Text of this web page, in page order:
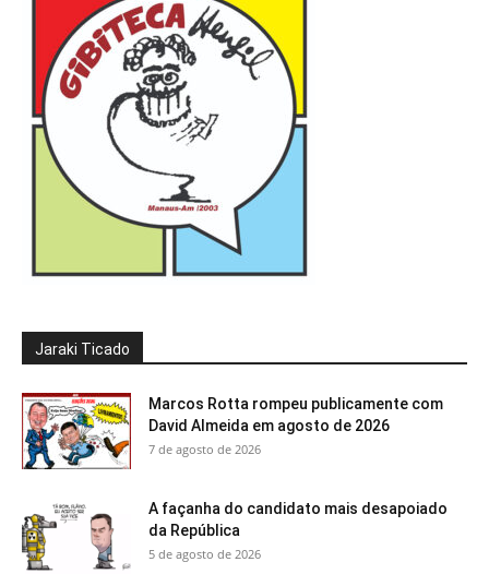
Jaraki Ticado
Marcos Rotta rompeu publicamente com
David Almeida em agosto de 2026
7 de agosto de 2026
A façanha do candidato mais desapoiado
da República
5 de agosto de 2026